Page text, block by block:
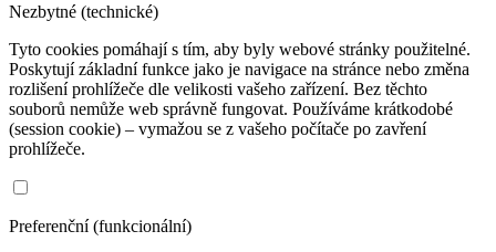
Nezbytné (technické)
Tyto cookies pomáhají s tím, aby byly webové stránky použitelné.
Poskytují základní funkce jako je navigace na stránce nebo změna
rozlišení prohlížeče dle velikosti vašeho zařízení. Bez těchto
souborů nemůže web správně fungovat. Používáme krátkodobé
(session cookie) – vymažou se z vašeho počítače po zavření
prohlížeče.
Preferenční (funkcionální)